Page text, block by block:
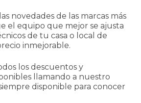
novedades de las marcas más
el equipo que mejor se ajusta
de tu casa o local de
inmejorable.
los descuentos y
llamando a nuestro
disponible para conocer